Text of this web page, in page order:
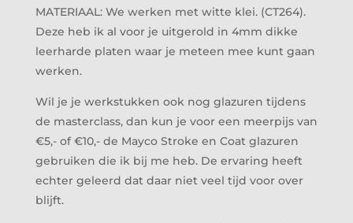
MATERIAAL: We werken met witte klei. (CT264).
Deze heb ik al voor je uitgerold in 4mm dikke
leerharde platen waar je meteen mee kunt gaan
werken.
Wil je je werkstukken ook nog glazuren tijdens
de masterclass, dan kun je voor een meerpijs van
€5,- of €10,- de Mayco Stroke en Coat glazuren
gebruiken die ik bij me heb. De ervaring heeft
echter geleerd dat daar niet veel tijd voor over
blijft.